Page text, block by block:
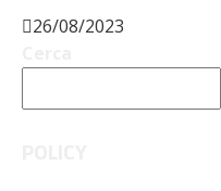
26/08/2023